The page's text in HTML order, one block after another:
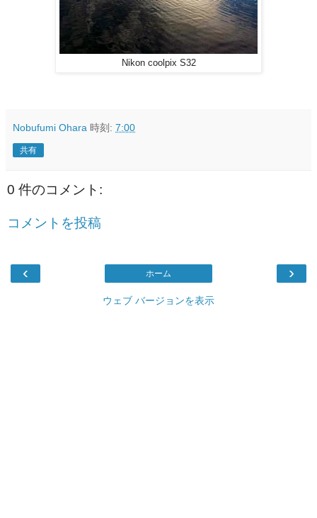
Nikon coolpix S32
Nobufumi Ohara 時刻: 7:00
共有
0 件のコメント:
コメントを投稿
‹ ›
ホーム
ウェブ バージョンを表示